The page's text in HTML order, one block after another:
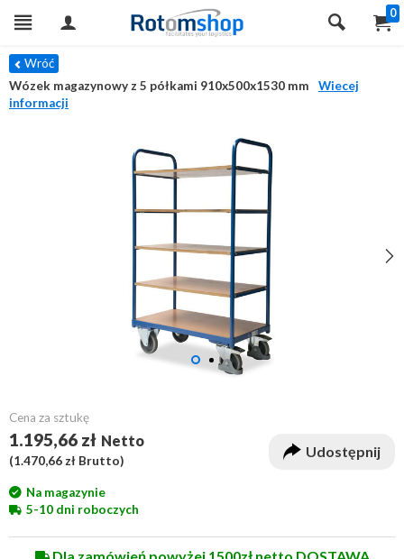
0
Wróć
Wózek magazynowy z 5 półkami 910x500x1530 mm
Wiecej
informacji
Cena za sztukę
1.195,66 zł Netto
(1.470,66 zł Brutto)
Udostępnij
Na magazynie
5-10 dni roboczych